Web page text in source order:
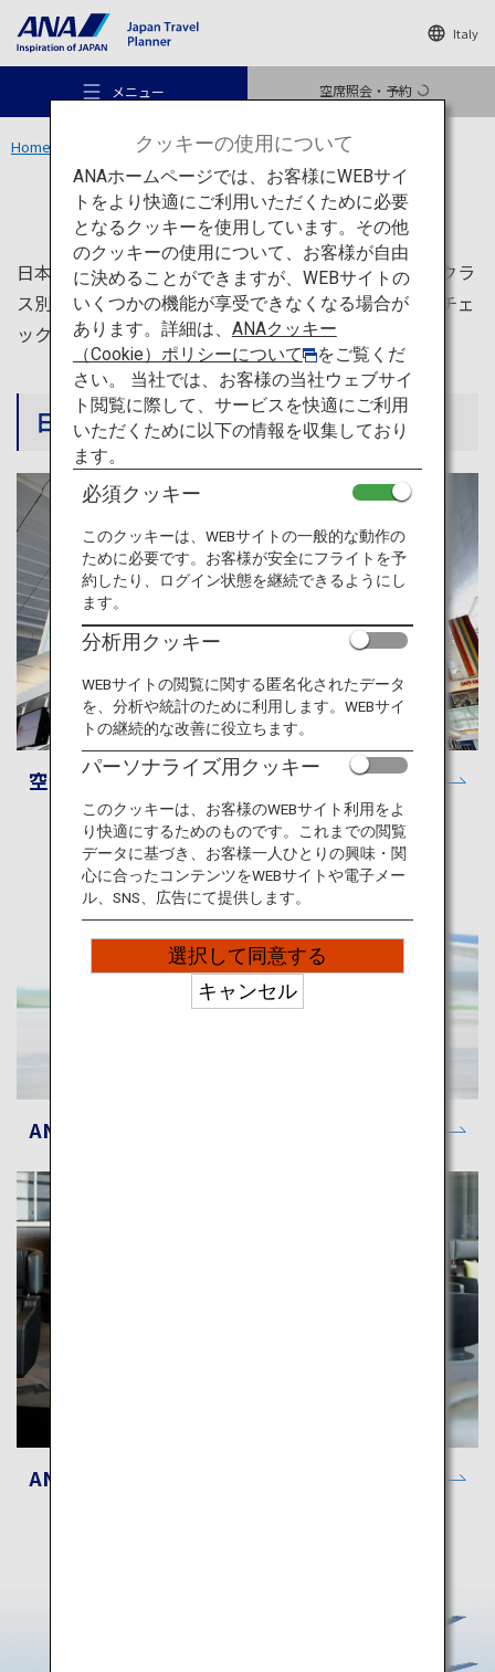
Italy
メニュー 空席照会・予約
おすすめの旅
旅のアイデア
行き先
旅のお役立ち情報
ANA サービス
Home ANA サービス
ANA サービス
日本へ旅行の際に知っておくと便利な、空港ガイドやクラ
ス別サービス、ラウンジサービス情報など、旅行前にチェ
ックしておきたいANAサービス情報を紹介します。
日本への旅行に役立つANAサービス情報
空港と都市に関する情報
ANAがお約束する体験
ANAラウンジ
クッキーの使用について
ANAホームページでは、お客様にWEBサイ
トをより快適にご利用いただくために必要
となるクッキーを使用しています。その他
のクッキーの使用について、お客様が自由
に決めることができますが、WEBサイトの
いくつかの機能が享受できなくなる場合が
あります。詳細は、 ANAクッキー
（Cookie）ポリシーについて
をご覧くだ
さい。 当社では、お客様の当社ウェブサイ
ト閲覧に際して、サービスを快適にご利用
いただくために以下の情報を収集しており
ます。
必須クッキー
このクッキーは、WEBサイトの一般的な動作の
ために必要です。お客様が安全にフライトを予
約したり、ログイン状態を継続できるようにし
ます。
分析用クッキー
WEBサイトの閲覧に関する匿名化されたデータ
を、分析や統計のために利用します。WEBサイ
トの継続的な改善に役立ちます。
パーソナライズ用クッキー
このクッキーは、お客様のWEBサイト利用をよ
り快適にするためのものです。これまでの閲覧
データに基づき、お客様一人ひとりの興味・関
心に合ったコンテンツをWEBサイトや電子メー
ル、SNS、広告にて提供します。
選択して同意する
キャンセル